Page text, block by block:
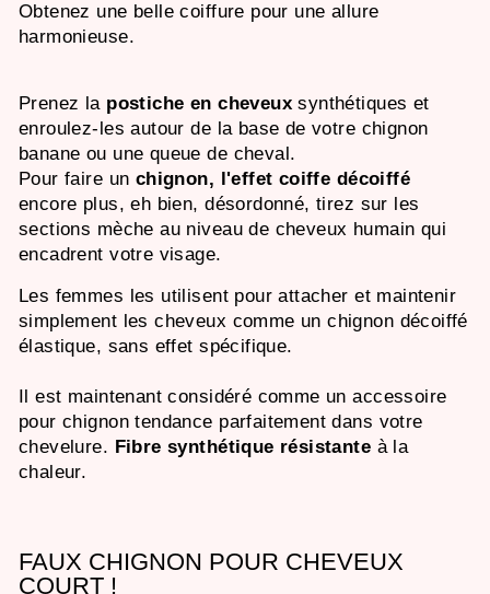
Obtenez une belle coiffure pour une allure
harmonieuse.
Prenez la postiche en cheveux synthétiques et
enroulez-les autour de la base de votre chignon
banane ou une queue de cheval.
Pour faire un chignon, l'effet coiffe décoiffé
encore plus, eh bien, désordonné, tirez sur les
sections mèche au niveau de cheveux humain qui
encadrent votre visage.
Les femmes les utilisent pour attacher et maintenir
simplement les cheveux comme un chignon décoiffé
élastique, sans effet spécifique.
Il est maintenant considéré comme un accessoire
pour chignon tendance parfaitement dans votre
chevelure. Fibre synthétique résistante à la
chaleur.
FAUX CHIGNON POUR CHEVEUX
COURT !